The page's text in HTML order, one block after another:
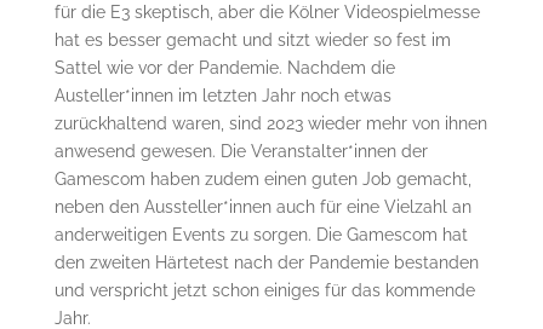
für die E3 skeptisch, aber die Kölner Videospielmesse
hat es besser gemacht und sitzt wieder so fest im
Sattel wie vor der Pandemie. Nachdem die
Austeller*innen im letzten Jahr noch etwas
zurückhaltend waren, sind 2023 wieder mehr von ihnen
anwesend gewesen. Die Veranstalter*innen der
Gamescom haben zudem einen guten Job gemacht,
neben den Aussteller*innen auch für eine Vielzahl an
anderweitigen Events zu sorgen. Die Gamescom hat
den zweiten Härtetest nach der Pandemie bestanden
und verspricht jetzt schon einiges für das kommende
Jahr.